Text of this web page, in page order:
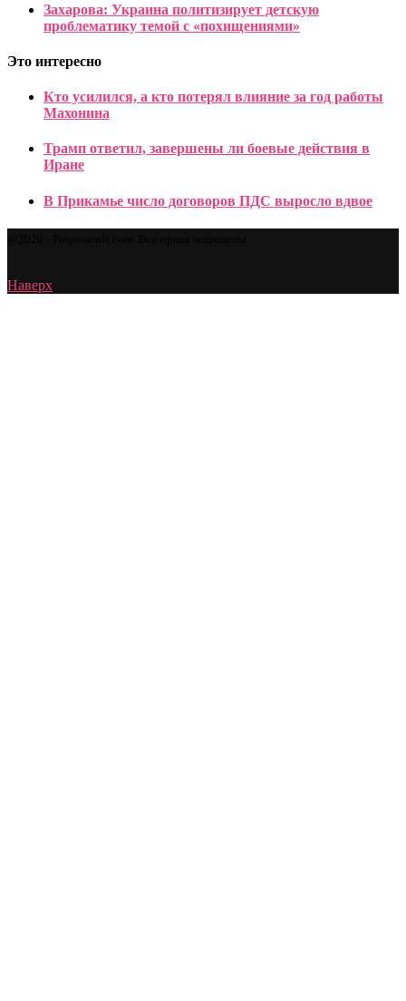
Захарова: Украина политизирует детскую
проблематику темой с «похищениями»
Это интересно
Кто усилился, а кто потерял влияние за год работы
Махонина
Трамп ответил, завершены ли боевые действия в
Иране
В Прикамье число договоров ПДС выросло вдвое
Наверх